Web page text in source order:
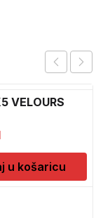
VELOURS
u košaricu